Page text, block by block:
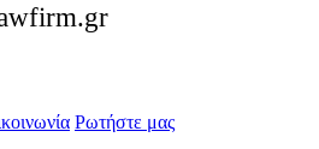
Ρωτήστε μας